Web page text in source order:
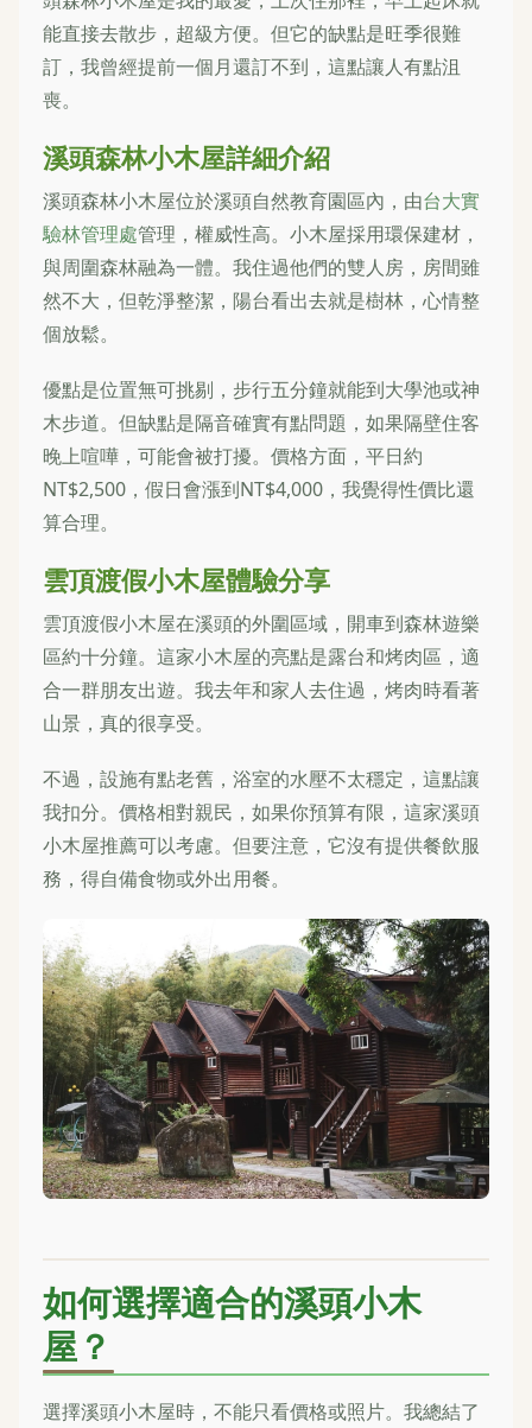
能直接去散步，超級方便。但它的缺點是旺季很難
訂，我曾經提前一個月還訂不到，這點讓人有點沮
喪。
溪頭森林小木屋詳細介紹
溪頭森林小木屋位於溪頭自然教育園區內，由台大實
驗林管理處管理，權威性高。小木屋採用環保建材，
與周圍森林融為一體。我住過他們的雙人房，房間雖
然不大，但乾淨整潔，陽台看出去就是樹林，心情整
個放鬆。
優點是位置無可挑剔，步行五分鐘就能到大學池或神
木步道。但缺點是隔音確實有點問題，如果隔壁住客
晚上喧嘩，可能會被打擾。價格方面，平日約
NT$2,500，假日會漲到NT$4,000，我覺得性價比還
算合理。
雲頂渡假小木屋體驗分享
雲頂渡假小木屋在溪頭的外圍區域，開車到森林遊樂
區約十分鐘。這家小木屋的亮點是露台和烤肉區，適
合一群朋友出遊。我去年和家人去住過，烤肉時看著
山景，真的很享受。
不過，設施有點老舊，浴室的水壓不太穩定，這點讓
我扣分。價格相對親民，如果你預算有限，這家溪頭
小木屋推薦可以考慮。但要注意，它沒有提供餐飲服
務，得自備食物或外出用餐。
如何選擇適合的溪頭小木
屋？
選擇溪頭小木屋時，不能只看價格或照片。我總結了